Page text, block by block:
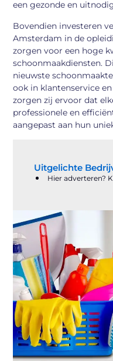
een gezonde en
Bovendien investeren
Amsterdam in de
zorgen voor een hoge
schoonmaakdiensten.
nieuwste
ook in klantenservice
zorgen zij ervoor dat
professionele en
aangepast aan hun
Uitgelichte
Hier adverteren?